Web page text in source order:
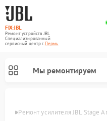
FIX-JBL
Ремонт устройств JBL
Специализированный
cервисный центр г.Пермь
Мы ремонтируем
Ремонт усилителя JBL Stage